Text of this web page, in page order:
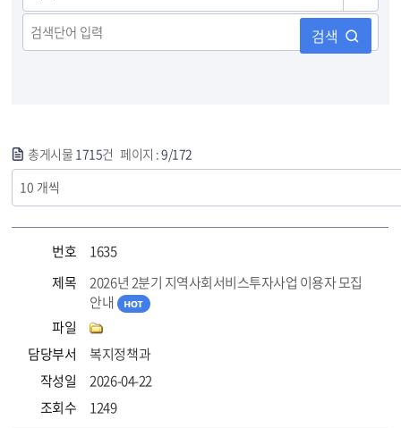
검색
총게시물 1715건 페이지 :9/172
번호
1635
제목
2026년 2분기 지역사회서비스투자사업 이용자 모집
안내
파일
담당부서
복지정책과
작성일
2026-04-22
조회수
1249